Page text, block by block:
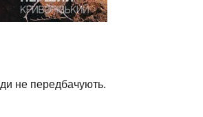
не передбачують.